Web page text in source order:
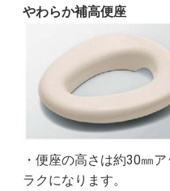
やわらか補高便座
・便座の高さは約30㎜
ラクになります。